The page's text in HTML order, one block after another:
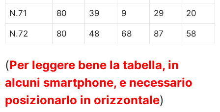
N.71 80 39 9 29 20
N.72 80 48 68 87 58
(Per leggere bene la tabella, in
alcuni smartphone, e necessario
posizionarlo in orizzontale)